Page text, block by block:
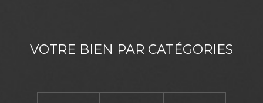
VOTRE BIEN PAR CATÉGORIES